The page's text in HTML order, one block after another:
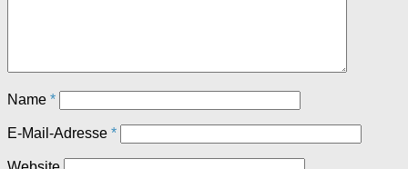
Name *
E-Mail-Adresse *